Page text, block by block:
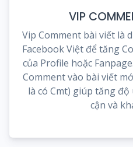
VIP
Vip Comment bài viết là
Facebook Việt để tăng
của Profile hoặc
Comment vào bài viết
là có Cmt) giúp tăng
cận và